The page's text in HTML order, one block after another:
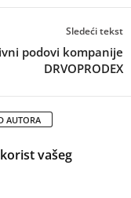
Sledeći tekst
podovi kompanije
DRVOPRODEX
AUTORA
vašeg